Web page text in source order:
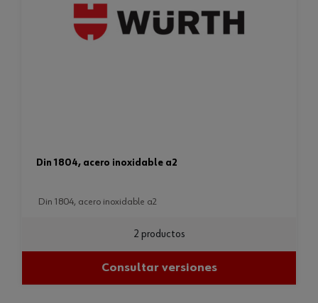
din 1804, acero inoxidable a2
din 1804, acero inoxidable a2
2 productos
Consultar versiones